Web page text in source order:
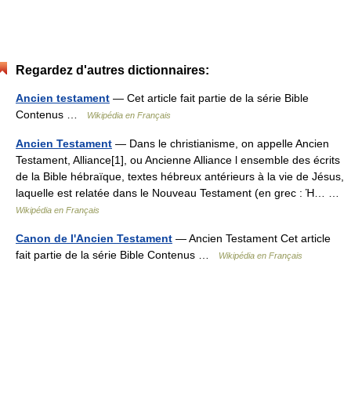
Regardez d'autres dictionnaires:
Ancien testament — Cet article fait partie de la série Bible
Contenus …
Wikipédia en Français
Ancien Testament — Dans le christianisme, on appelle Ancien
Testament, Alliance[1], ou Ancienne Alliance l ensemble des écrits
de la Bible hébraïque, textes hébreux antérieurs à la vie de Jésus,
laquelle est relatée dans le Nouveau Testament (en grec : Ἡ… …
Wikipédia en Français
Canon de l'Ancien Testament — Ancien Testament Cet article
fait partie de la série Bible Contenus …
Wikipédia en Français